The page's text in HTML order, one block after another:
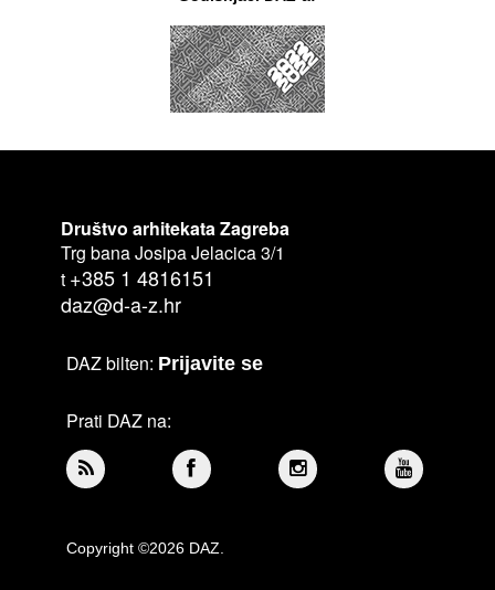
Društvo arhitekata Zagreba
Trg bana Josipa Jelacica 3/1
t +385 1 4816151
daz@d-a-z.hr
DAZ bilten: Prijavite se
Prati DAZ na:
Copyright ©2026 DAZ.